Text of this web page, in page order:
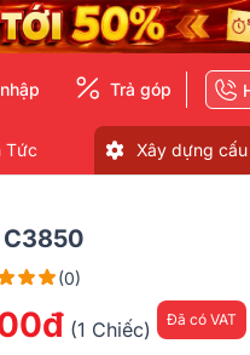
Trả góp
Tức Xây dựng
(0)
(1 Chiếc) Đã có VAT